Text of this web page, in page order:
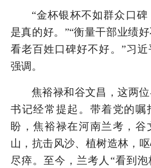
“金杯银杯不如群众口
是真的好。”“衡量干部业绩
看老百姓口碑好不好。”习
强调。
焦裕禄和谷文昌，这两
书记经常提起。带着党的嘱
盼，焦裕禄在河南兰考，谷
山，抗击风沙、植树造林，
尽瘁。至今，兰考人“看到